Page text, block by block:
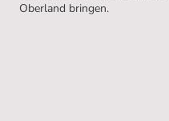
Oberland bringen.